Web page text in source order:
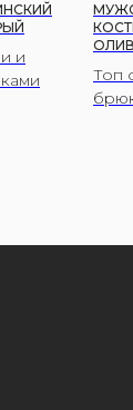
и
Топ